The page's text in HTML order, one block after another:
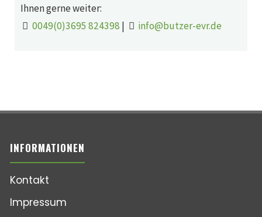
Ihnen gerne weiter:
0049(0)3695 824398 | info@butzer-evr.de
INFORMATIONEN
Kontakt
Impressum